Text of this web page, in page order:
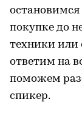
покупке до
техники или
ответим на
поможем
спикер.